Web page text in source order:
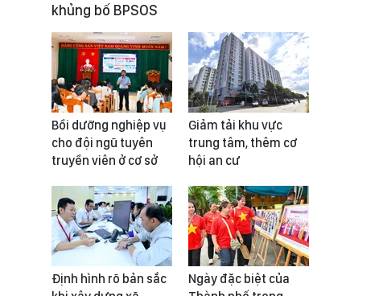
khủng bố BPSOS
Bồi dưỡng nghiệp vụ
cho đội ngũ tuyên
truyền viên ở cơ sở
Giảm tải khu vực
trung tâm, thêm cơ
hội an cư
Định hình rõ bản sắc
Ngày đặc biệt của